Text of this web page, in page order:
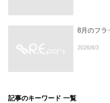
8月のフラ
2026/8/3
記事のキーワード 一覧